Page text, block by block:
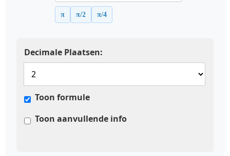
π π/2 π/4
Decimale Plaatsen:
Toon formule
Toon aanvullende info